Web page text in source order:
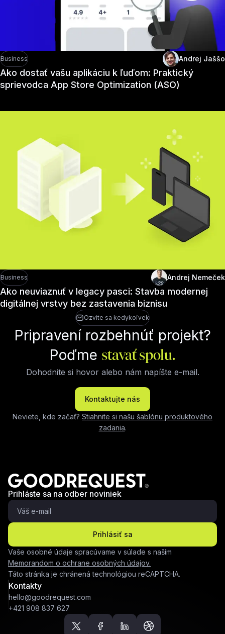
Business Andrej Jaššo
Ako dostať vašu aplikáciu k ľuďom: Praktický
sprievodca App Store Optimization (ASO)
Business Andrej Nemeček
Ako neuviaznuť v legacy pasci: Stavba modernej
digitálnej vrstvy bez zastavenia biznisu
Ozvite sa kedykoľvek
Pripravení rozbehnúť projekt?
Poďmestavať spolu.
Dohodnite si hovor alebo nám napíšte e-mail.
Kontaktujte nás
Neviete, kde začať? Stiahnite si našu šablónu produktového
zadania.
Prihláste sa na odber noviniek
Prihlásiť sa
Vaše osobné údaje spracúvame v súlade s naším
Memorandom o ochrane osobných údajov.
Táto stránka je chránená technológiou reCAPTCHA.
Kontakty
hello@goodrequest.com
+421 908 837 627